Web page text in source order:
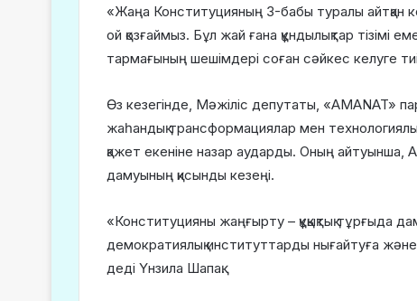
«Жаңа Конституцияның 3-бабы туралы айтқан
ой қозғаймыз. Бұл жай ғана құндылықтар тізімі
тармағының шешімдері соған сәйкес келуге
Өз кезегінде, Мәжіліс депутаты, «AMANAT»
жаһандық трансформациялар мен
қажет екеніне назар аударды. Оның айтуынша,
дамуының қисынды кезеңі.
«Конституцияны жаңғырту – құқықтық тұрғыда
демократиялық институттарды нығайтуға және
деді Үнзила Шапақ.